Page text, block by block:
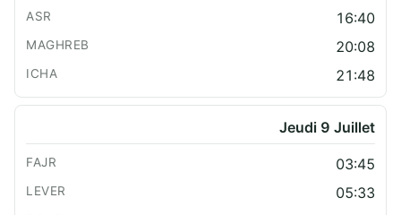
16:40
20:08
21:48
Jeudi 9 Juillet
03:45
05:33